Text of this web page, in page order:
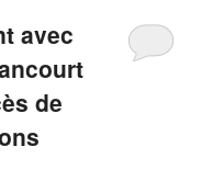
avec
de